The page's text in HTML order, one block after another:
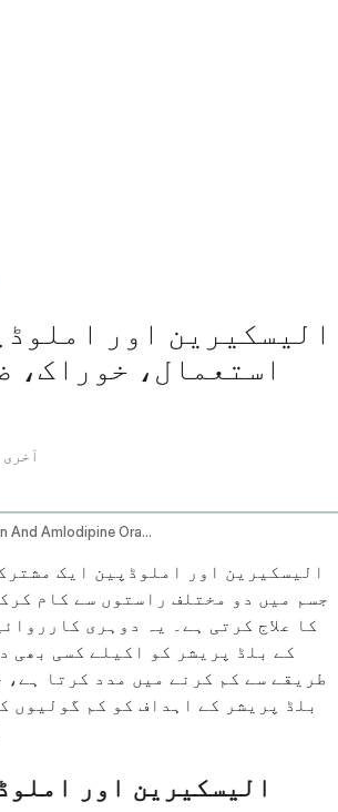
الیسکیرین اور
استعمال، خوراک،
Aliskiren And Amlodipine Oral Route
الیسکیرین اور املوڈپین ایک
جسم میں دو مختلف راستوں سے کام
کا علاج کرتی ہے۔ یہ دوہری
کے بلڈ پریشر کو اکیلے کسی بھی
طریقے سے کم کرنے میں مدد کرتا ہے،
بلڈ پریشر کے اہداف کو کم گولیوں
الیسکیرین اور